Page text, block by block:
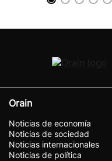
Orain
Noticias de economía
Noticias de sociedad
Noticias internacionales
Noticias de política